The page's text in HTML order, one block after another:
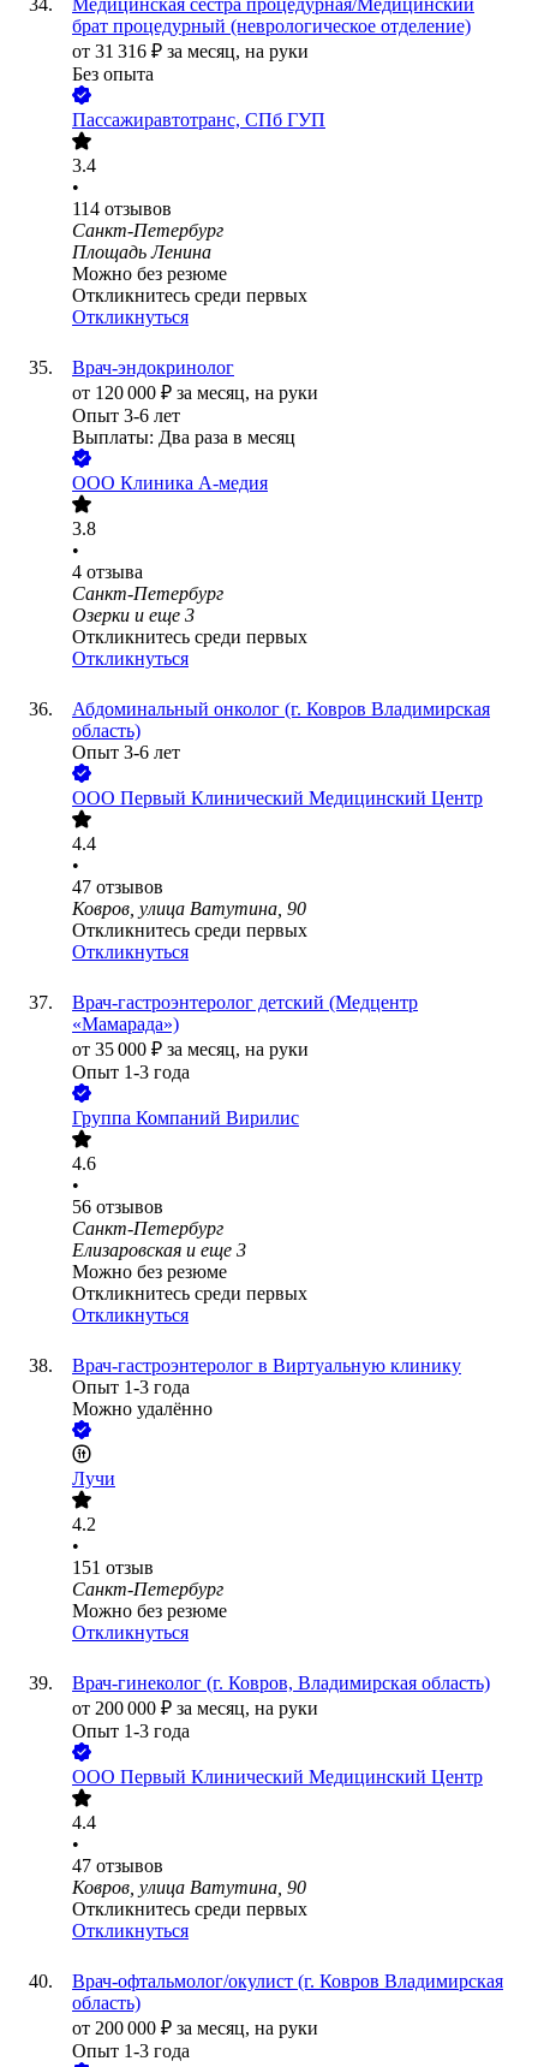
Медицинская сестра процедурная/Медицинский
брат процедурный (неврологическое отделение)
от 31 316 ₽ за месяц, на руки
Без опыта
Пассажиравтотранс, СПб ГУП
3.4
•
114 отзывов
Санкт-Петербург
Площадь Ленина
Можно без резюме
Откликнитесь среди первых
Откликнуться
Врач-эндокринолог
от 120 000 ₽ за месяц, на руки
Опыт 3-6 лет
Выплаты: Два раза в месяц
ООО Клиника А-медия
3.8
•
4 отзыва
Санкт-Петербург
Озерки и еще 3
Откликнитесь среди первых
Откликнуться
Абдоминальный онколог (г. Ковров Владимирская
область)
Опыт 3-6 лет
ООО Первый Клинический Медицинский Центр
4.4
•
47 отзывов
Ковров, улица Ватутина, 90
Откликнитесь среди первых
Откликнуться
Врач-гастроэнтеролог детский (Медцентр
«Мамарада»)
от 35 000 ₽ за месяц, на руки
Опыт 1-3 года
Группа Компаний Вирилис
4.6
•
56 отзывов
Санкт-Петербург
Елизаровская и еще 3
Можно без резюме
Откликнитесь среди первых
Откликнуться
Врач-гастроэнтеролог в Виртуальную клинику
Опыт 1-3 года
Можно удалённо
Лучи
4.2
•
151 отзыв
Санкт-Петербург
Можно без резюме
Откликнуться
Врач-гинеколог (г. Ковров, Владимирская область)
от 200 000 ₽ за месяц, на руки
Опыт 1-3 года
ООО Первый Клинический Медицинский Центр
4.4
•
47 отзывов
Ковров, улица Ватутина, 90
Откликнитесь среди первых
Откликнуться
Врач-офтальмолог/окулист (г. Ковров Владимирская
область)
от 200 000 ₽ за месяц, на руки
Опыт 1-3 года